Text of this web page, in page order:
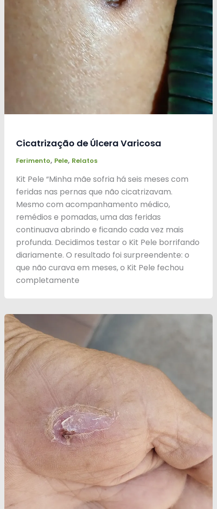
Cicatrização de Úlcera Varicosa
Ferimento, Pele, Relatos
Kit Pele “Minha mãe sofria há seis meses com
feridas nas pernas que não cicatrizavam.
Mesmo com acompanhamento médico,
remédios e pomadas, uma das feridas
continuava abrindo e ficando cada vez mais
profunda. Decidimos testar o Kit Pele borrifando
diariamente. O resultado foi surpreendente: o
que não curava em meses, o Kit Pele fechou
completamente